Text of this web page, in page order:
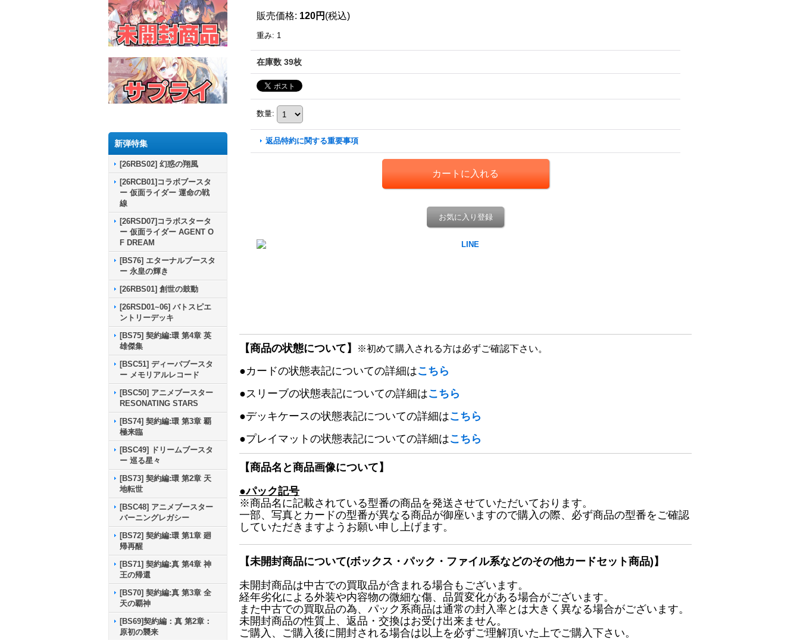
新弾特集
[26RBS02] 幻惑の翔風
[26RCB01]コラボブースタ
ー 仮面ライダー 運命の戦
線
[26RSD07]コラボスタータ
ー 仮面ライダー AGENT O
F DREAM
[BS76] エターナルブースタ
ー 永皇の輝き
[26RBS01] 創世の鼓動
[26RSD01~06] バトスピエ
ントリーデッキ
[BS75] 契約編:環 第4章 英
雄傑集
[BSC51] ディーバブースタ
ー メモリアルレコード
[BSC50] アニメブースター
RESONATING STARS
[BS74] 契約編:環 第3章 覇
極来臨
[BSC49] ドリームブースタ
ー 巡る星々
[BS73] 契約編:環 第2章 天
地転世
[BSC48] アニメブースター
バーニングレガシー
[BS72] 契約編:環 第1章 廻
帰再醒
[BS71] 契約編:真 第4章 神
王の帰還
[BS70] 契約編:真 第3章 全
天の覇神
[BS69]契約編：真 第2章：
原初の襲来
販売価格: 120円 (税込)
重み: 1
在庫数 39枚
数量:
返品特約に関する重要事項
お気に入り登録
【商品の状態について】 ※初めて購入される方は必ずご確認下さい。
●カードの状態表記についての詳細はこちら
●スリーブの状態表記についての詳細はこちら
●デッキケースの状態表記についての詳細はこちら
●プレイマットの状態表記についての詳細はこちら
【商品名と商品画像について】
●パック記号
※商品名に記載されている型番の商品を発送させていただいております。
一部、写真とカードの型番が異なる商品が御座いますので購入の際、必ず商品の型番をご確認
していただきますようお願い申し上げます。
【未開封商品について(ボックス・パック・ファイル系などのその他カードセット商品)】
未開封商品は中古での買取品が含まれる場合もございます。
経年劣化による外装や内容物の微細な傷、品質変化がある場合がございます。
また中古での買取品の為、パック系商品は通常の封入率とは大きく異なる場合がございます。
未開封商品の性質上、返品・交換はお受け出来ません。
ご購入、ご購入後に開封される場合は以上を必ずご理解頂いた上でご購入下さい。